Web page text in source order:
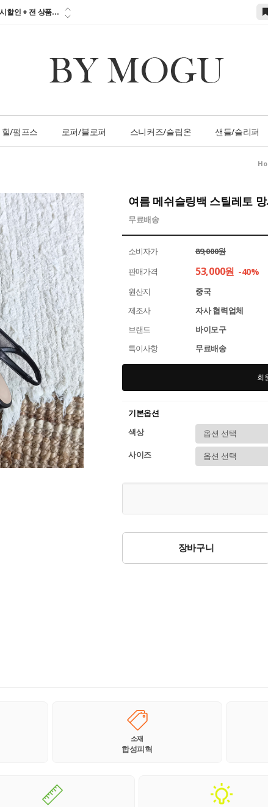
고하세요!!!...
고하세요!!!...
힐/펌프스 로퍼/블로퍼 스니커즈/슬립온 샌들/슬리퍼
여름 메쉬슬링백 스틸레토
무료배송
소비자가
89,000원
판매가격
53,000원 -40%
원산지
중국
제조사
자사 협력업체
브랜드
바이모구
특이사항
무료배송
회
기본옵션
색상
사이즈
장바구니
소재
합성피혁